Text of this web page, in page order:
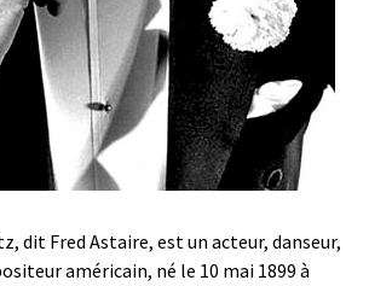
dit Fred Astaire, est un acteur, danseur,
américain, né le 10 mai 1899 à